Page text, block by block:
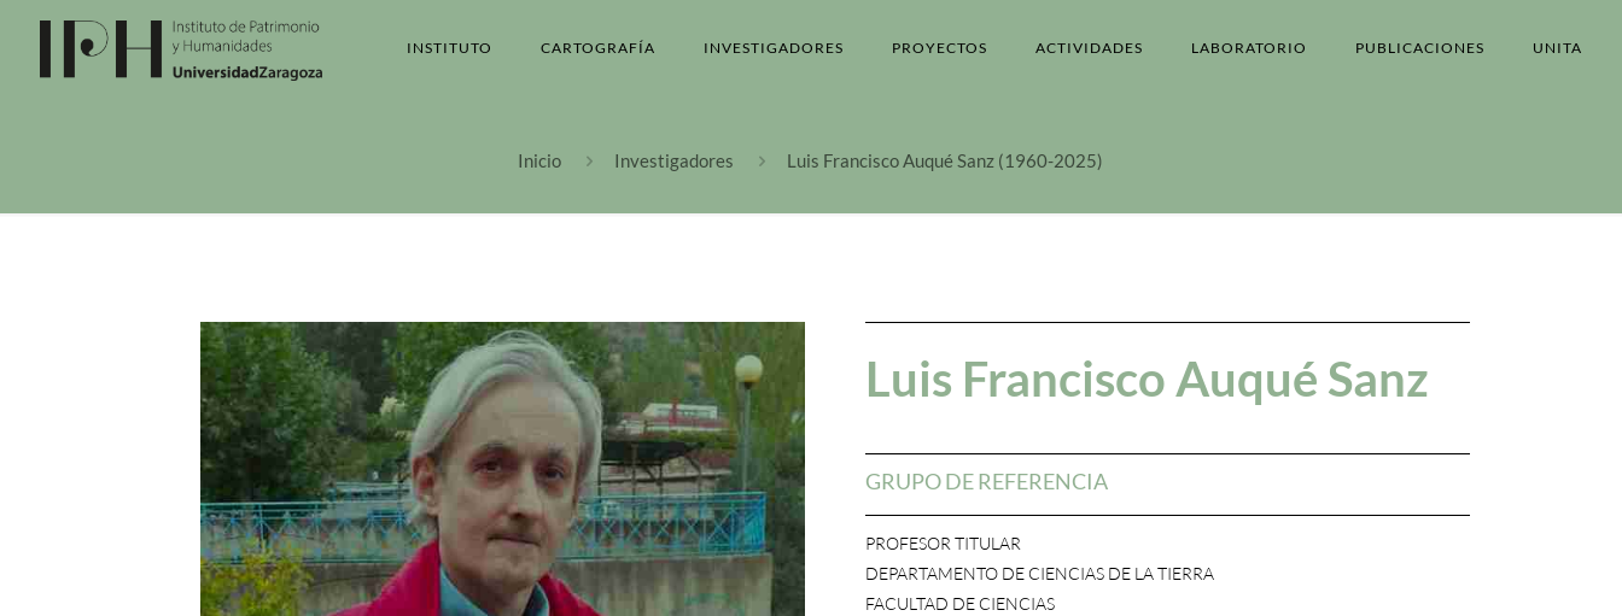
INSTITUTO CARTOGRAFÍA INVESTIGADORES PROYECTOS ACTIVIDADES LABORATORIO PUBLICACIONES UNITA
Inicio Investigadores Luis Francisco Auqué Sanz (1960-2025)
Luis Francisco Auqué Sanz
GRUPO DE REFERENCIA
PROFESOR TITULAR
DEPARTAMENTO DE CIENCIAS DE LA TIERRA
FACULTAD DE CIENCIAS